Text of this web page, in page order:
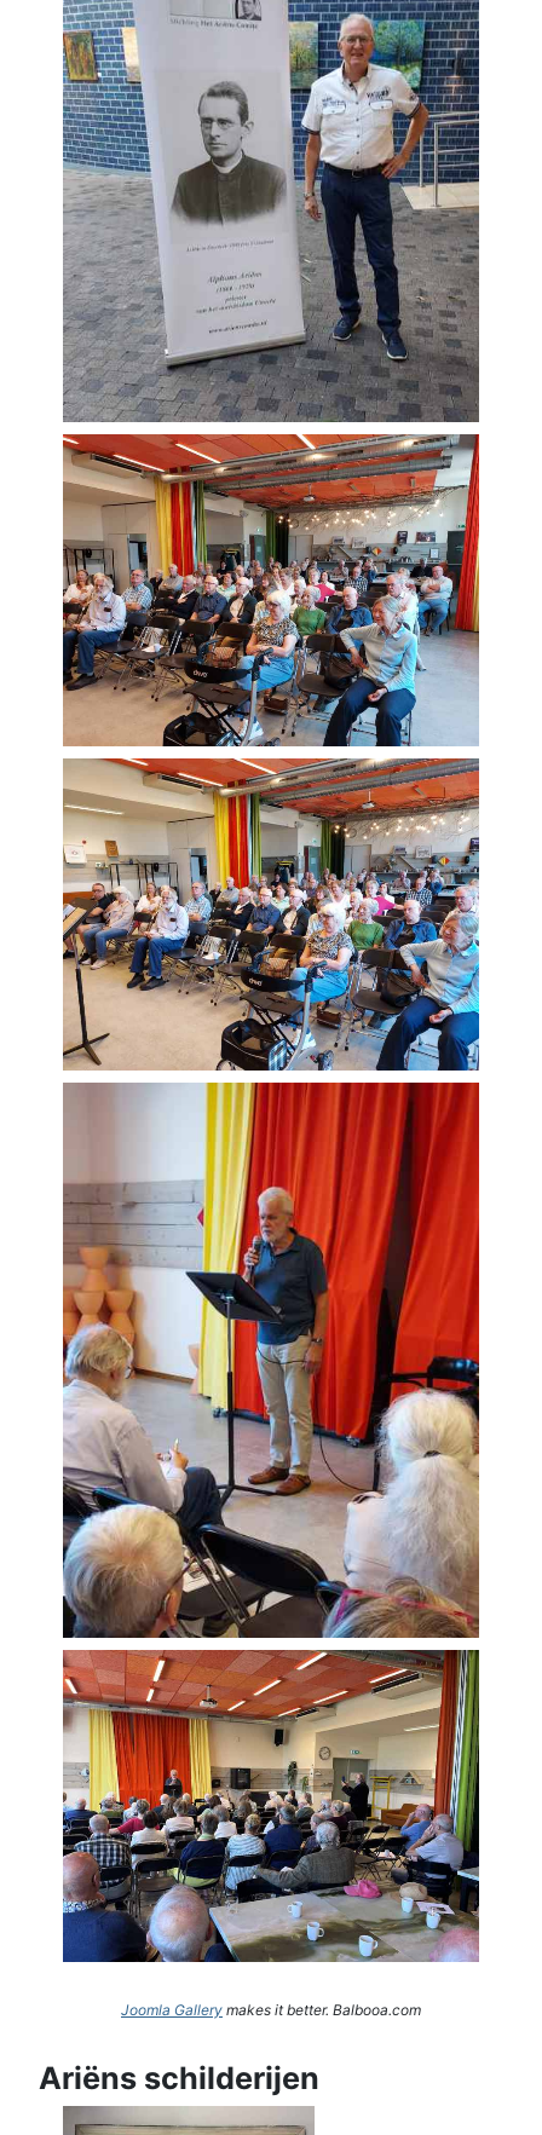
Joomla Gallery makes it better. Balbooa.com
Ariëns schilderijen